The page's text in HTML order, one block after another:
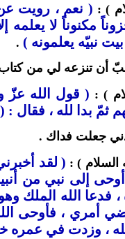
) : ( نعم ، رويت
مكنوناً لا يعلمه
نبيّه يعلمونه ) .
أن تنزعه لي من
) : ( قول الله عزّ
ثمّ بدا لله ، فقال
جعلت فداك .
السلام ) : ( لقد
إلى نبي من
، فدعا الله
أمري ، فأوحى
، وزدت في